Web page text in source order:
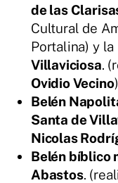
de las
Cultural de
Portalina) y la
Villaviciosa.
Ovidio Vecino)
Belén
Santa de
Nicolas
Belén bíblico
Abastos.